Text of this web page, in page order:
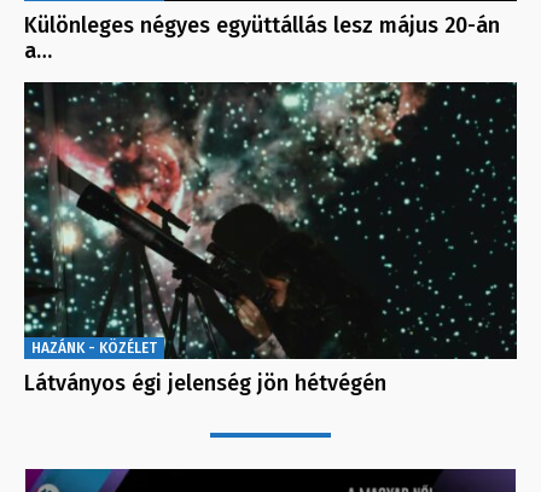
Különleges négyes együttállás lesz május 20-án
a…
HAZÁNK - KÖZÉLET
Látványos égi jelenség jön hétvégén